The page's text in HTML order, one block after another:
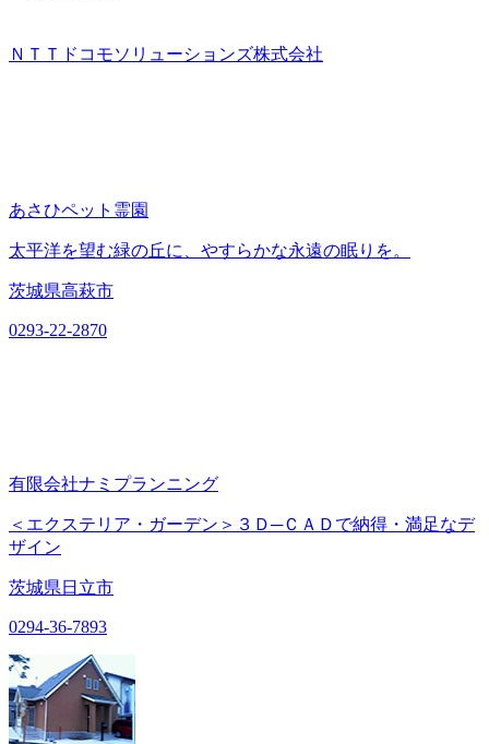
ＮＴＴドコモソリューションズ株式会社
あさひペット霊園
太平洋を望む緑の丘に、やすらかな永遠の眠りを。
茨城県高萩市
0293-22-2870
有限会社ナミプランニング
＜エクステリア・ガーデン＞３Ｄ─ＣＡＤで納得・満足なデ
ザイン
茨城県日立市
0294-36-7893